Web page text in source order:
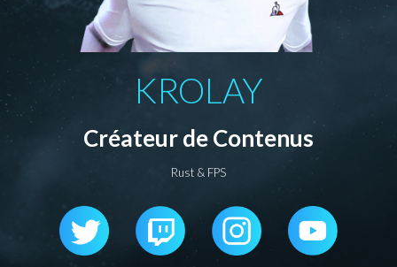
KROLAY
Créateur de Contenus
Rust & FPS